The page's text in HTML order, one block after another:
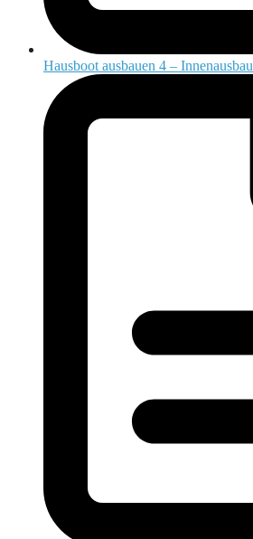
Hausboot ausbauen 4 – Innenausbau